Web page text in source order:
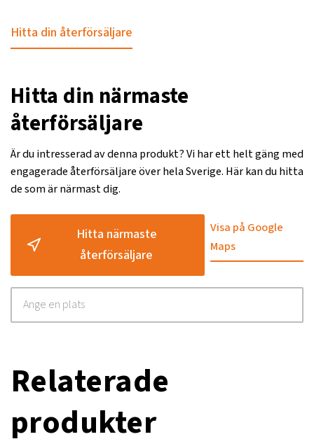
Hitta din återförsäljare
Hitta din närmaste
återförsäljare
Är du intresserad av denna produkt? Vi har ett helt gäng med
engagerade återförsäljare över hela Sverige. Här kan du hitta
de som är närmast dig.
Hitta närmaste
återförsäljare
Visa på Google
Maps
Relaterade
produkter